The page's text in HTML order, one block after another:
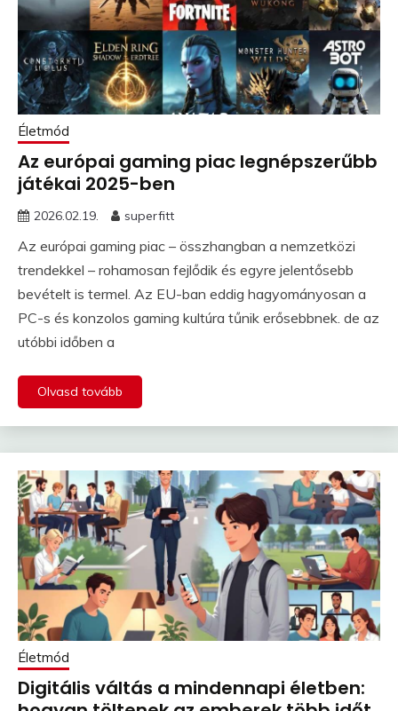
Életmód
Az európai gaming piac legnépszerűbb
játékai 2025-ben
2026.02.19. superfitt
Az európai gaming piac – összhangban a nemzetközi
trendekkel – rohamosan fejlődik és egyre jelentősebb
bevételt is termel. Az EU-ban eddig hagyományosan a
PC-s és konzolos gaming kultúra tűnik erősebbnek. de az
utóbbi időben a
Olvasd tovább
Életmód
Digitális váltás a mindennapi életben: